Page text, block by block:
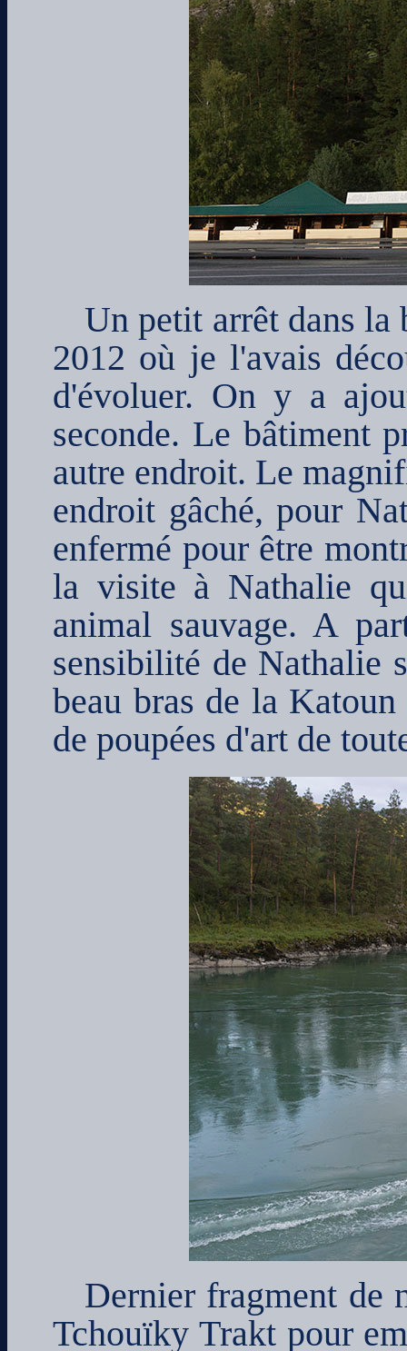
Un petit arrêt dans la
2012 où je l'avais
d'évoluer. On y a
seconde. Le bâtiment
autre endroit. Le
endroit gâché, pour
enfermé pour être
la visite à Nathalie
animal sauvage. A
sensibilité de Nathalie
beau bras de la
de poupées d'art de
Dernier fragment de
Tchouïky Trakt pour